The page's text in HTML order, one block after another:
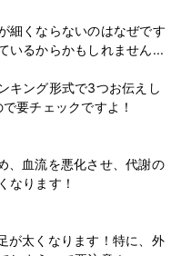
細くならないのはなぜです
いるからかもしれません...
キング形式で3つお伝えし
要チェックですよ！
、血流を悪化させ、代謝の
なります！
が太くなります！特に、外